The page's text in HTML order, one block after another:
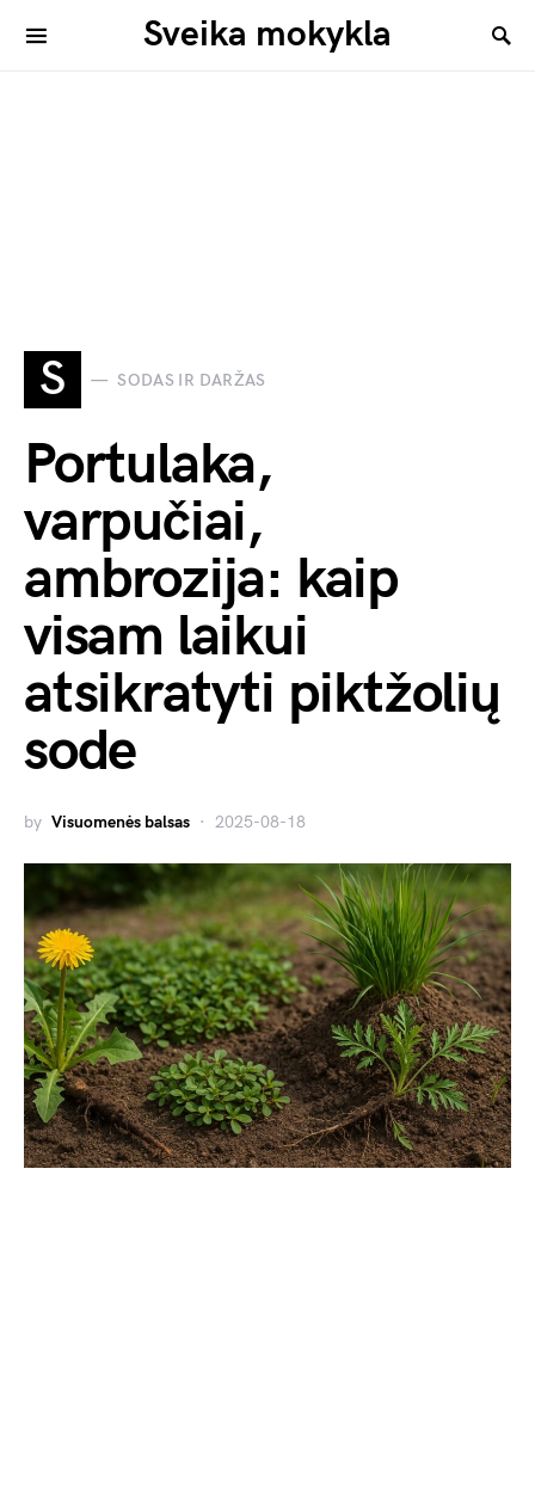
Sveika mokykla
S SODAS IR DARŽAS
Portulaka,
varpučiai,
ambrozija: kaip
visam laikui
atsikratyti piktžolių
sode
by Visuomenės balsas 2025-08-18